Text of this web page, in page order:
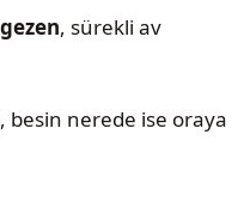
gezen, sürekli av
besin nerede ise oraya